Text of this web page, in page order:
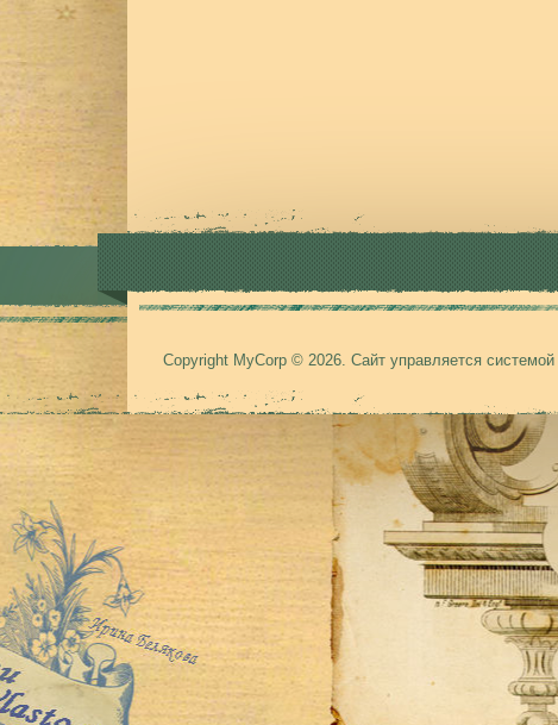
Copyright MyCorp © 2026. Сайт управляется системой